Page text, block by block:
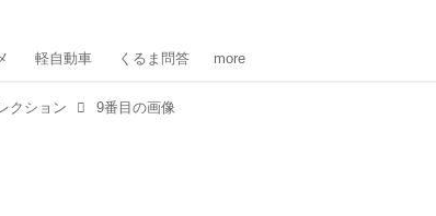
軽自動車 くるま問答 more
クション 9番目の画像